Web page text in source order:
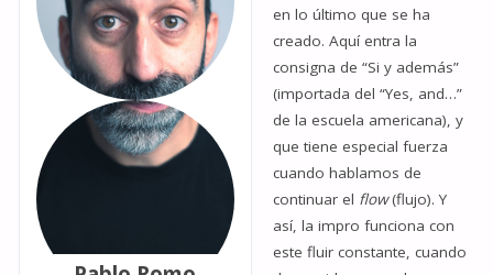
en lo último que se ha
creado. Aquí entra la
consigna de “Si y además”
(importada del “Yes, and…”
de la escuela americana), y
que tiene especial fuerza
cuando hablamos de
continuar el flow(flujo). Y
así, la impro funciona con
este fluir constante, cuando